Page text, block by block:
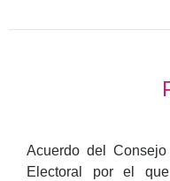
Acuerdo del
Electoral por el